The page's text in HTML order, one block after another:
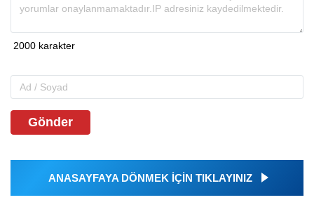
Gönder
ANASAYFAYA DÖNMEK İÇİN TIKLAYINIZ